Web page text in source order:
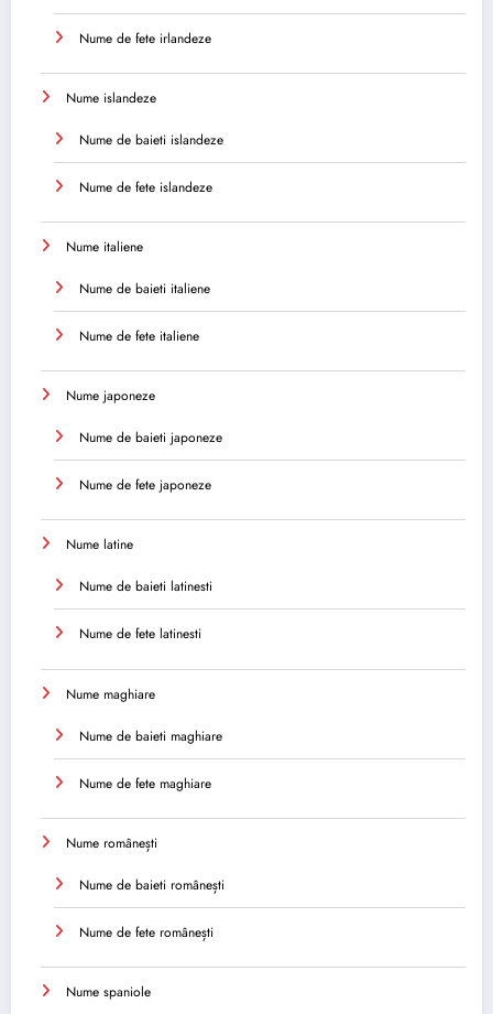
Nume de fete irlandeze
Nume islandeze
Nume de baieti islandeze
Nume de fete islandeze
Nume italiene
Nume de baieti italiene
Nume de fete italiene
Nume japoneze
Nume de baieti japoneze
Nume de fete japoneze
Nume latine
Nume de baieti latinesti
Nume de fete latinesti
Nume maghiare
Nume de baieti maghiare
Nume de fete maghiare
Nume românești
Nume de baieti românești
Nume de fete românești
Nume spaniole